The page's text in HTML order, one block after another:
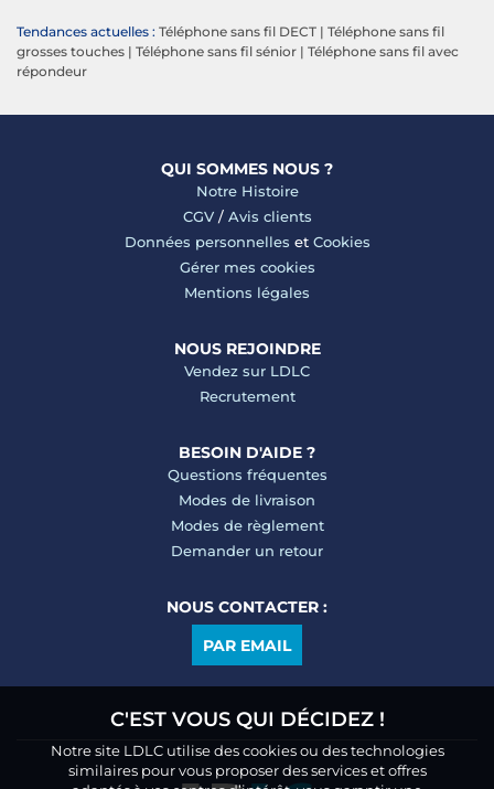
Tendances actuelles : Téléphone sans fil DECT | Téléphone sans fil
grosses touches | Téléphone sans fil sénior | Téléphone sans fil avec
répondeur
QUI SOMMES NOUS ?
Notre Histoire
CGV/ Avis clients
Données personnelles et Cookies
Gérer mes cookies
Mentions légales
NOUS REJOINDRE
Vendez sur LDLC
Recrutement
BESOIN D'AIDE ?
Questions fréquentes
Modes de livraison
Modes de règlement
Demander un retour
NOUS CONTACTER :
PAR EMAIL
C'EST VOUS QUI DÉCIDEZ !
Notre site LDLC utilise des cookies ou des technologies
similaires pour vous proposer des services et offres